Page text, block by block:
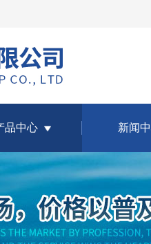
品中心 新闻